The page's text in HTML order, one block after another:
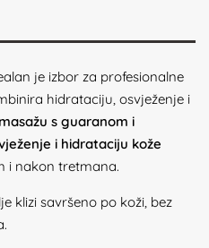
je izbor za profesionalne
hidrataciju, osvježenje i
s guaranom i
i hidrataciju kože
i nakon tretmana.
klizi savršeno po koži, bez